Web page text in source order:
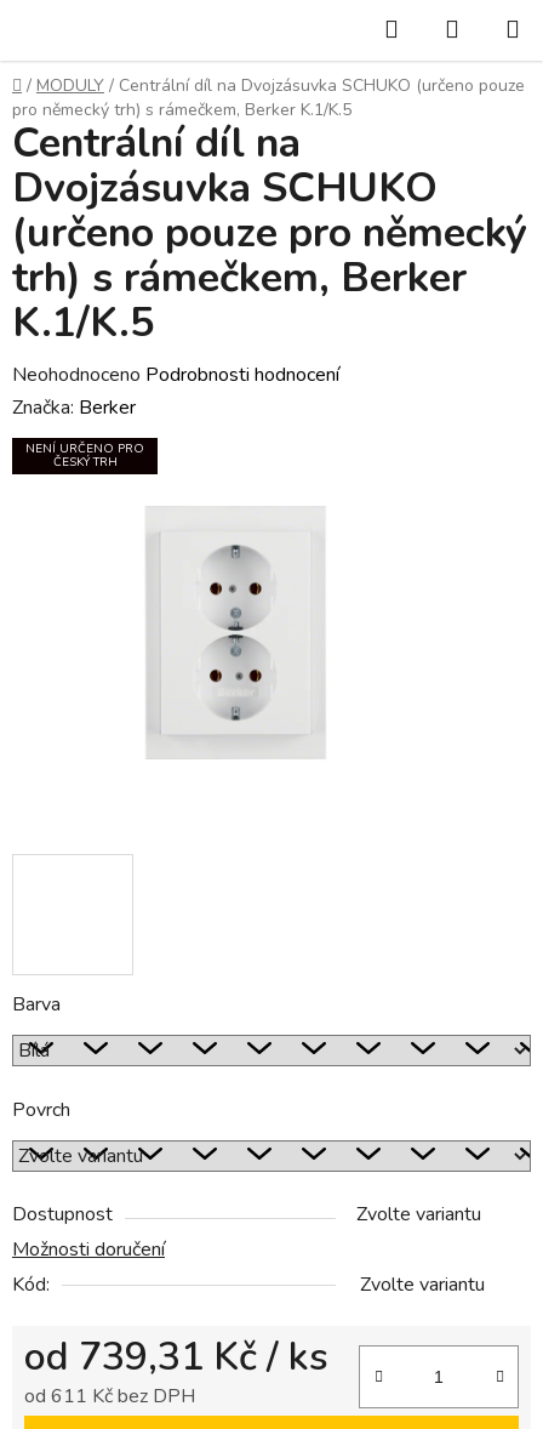
obsah
Hledat
KOŠÍK
Domů
/ MODULY / Centrální díl na Dvojzásuvka SCHUKO (určeno pouze
pro německý trh) s rámečkem, Berker K.1/K.5
Barva
Povrch
Dostupnost
Zvolte variantu
Možnosti doručení
Kód:
Zvolte variantu
od 739,31 Kč/ ks
od 611 Kčbez DPH
Centrální díl na
Dvojzásuvka SCHUKO
(určeno pouze pro německý
trh) s rámečkem, Berker
K.1/K.5
Průměrné
hodnocení
produktu
je
Neohodnoceno Podrobnosti hodnocení
Značka: Berker
NENÍ URČENO PRO
ČESKÝ TRH